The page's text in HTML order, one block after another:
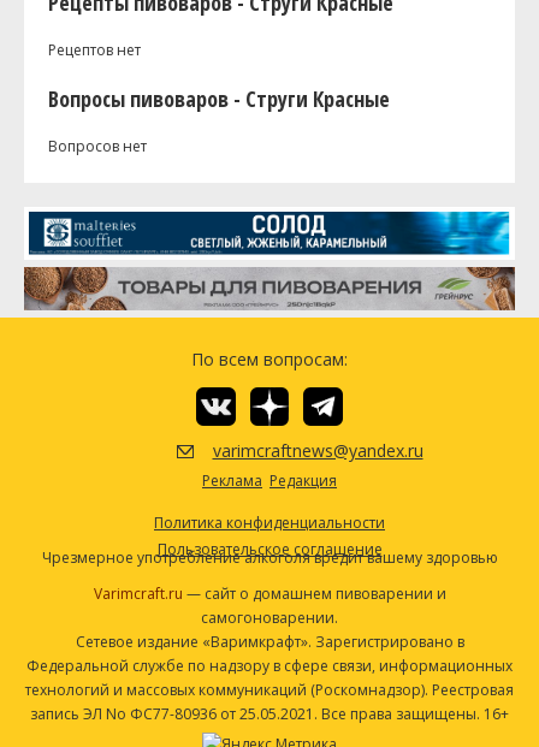
Рецептов нет
Вопросы пивоваров - Струги Красные
Вопросов нет
По всем вопросам:
varimcraftnews@yandex.ru
Реклама Редакция
Политика конфиденциальности
Пользовательское соглашение
Чрезмерное употребление алкоголя вредит вашему здоровью
Varimcraft.ru — сайт о домашнем пивоварении и
самогоноварении.
Сетевое издание «Варимкрафт». Зарегистрировано в
Федеральной службе по надзору в сфере связи, информационных
технологий и массовых коммуникаций (Роскомнадзор). Реестровая
запись ЭЛ No ФС77-80936 от 25.05.2021. Все права защищены. 16+